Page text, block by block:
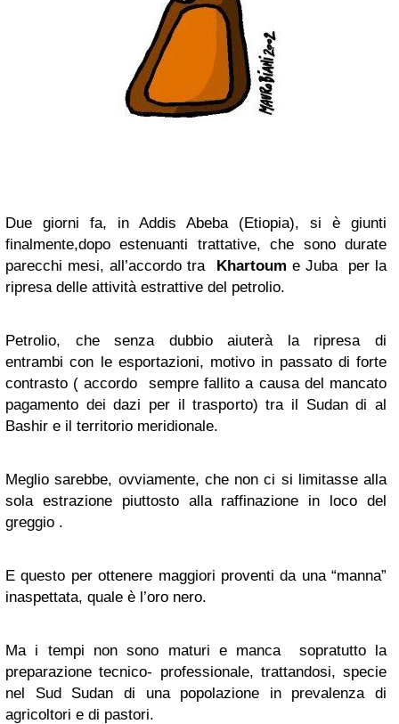
Due giorni fa, in Addis Abeba (Etiopia), si è giunti
finalmente,dopo estenuanti trattative, che sono durate
parecchi mesi, all’accordo tra Khartoum e Juba per la
ripresa delle attività estrattive del petrolio.
Petrolio, che senza dubbio aiuterà la ripresa di
entrambi con le esportazioni, motivo in passato di forte
contrasto ( accordo sempre fallito a causa del mancato
pagamento dei dazi per il trasporto) tra il Sudan di al
Bashir e il territorio meridionale.
Meglio sarebbe, ovviamente, che non ci si limitasse alla
sola estrazione piuttosto alla raffinazione in loco del
greggio .
E questo per ottenere maggiori proventi da una “manna”
inaspettata, quale è l’oro nero.
Ma i tempi non sono maturi e manca sopratutto la
preparazione tecnico- professionale, trattandosi, specie
nel Sud Sudan di una popolazione in prevalenza di
agricoltori e di pastori.